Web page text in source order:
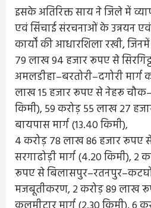
इसके अतिरिक्त साय ने जिले में
एवं सिंचाई संरचनाओं के उन्नयन
कार्यों की आधारशिला रखी,
79 लाख 94 हजार रूपए से
अमलडीहा–बरतोरी–दगोरी मार्ग
लाख 15 हजार रूपए से नेहरू
किमी), 59 करोड़ 55 लाख 27
बायपास मार्ग (13.40 किमी),
4 करोड़ 78 लाख 86 हजार रूपए
सरगाढोड़ी मार्ग (4.20 किमी), 2
रूपए से
मजबूतीकरण, 2 करोड़ 89 लाख